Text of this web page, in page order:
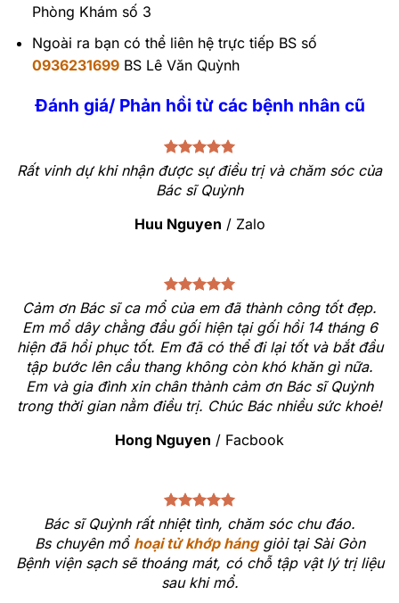
Phòng Khám số 3
Ngoài ra bạn có thể liên hệ trực tiếp BS số
0936231699BS Lê Văn Quỳnh
Đánh giá/ Phản hồi từ các bệnh nhân cũ
Rất vinh dự khi nhận được sự điều trị và chăm sóc của
Bác sĩ Quỳnh
Huu Nguyen / Zalo
Cảm ơn Bác sĩ ca mổ của em đã thành công tốt đẹp.
Em mổ dây chằng đầu gối hiện tại gối hồi 14 tháng 6
hiện đã hồi phục tốt. Em đã có thể đi lại tốt và bắt đầu
tập bước lên cầu thang không còn khó khăn gì nữa.
Em và gia đình xin chân thành cảm ơn Bác sĩ Quỳnh
trong thời gian nằm điều trị. Chúc Bác nhiều sức khoẻ!
Hong Nguyen / Facbook
Bác sĩ Quỳnh rất nhiệt tình, chăm sóc chu đáo.
Bs chuyên mổ hoại tử khớp hánggiỏi tại Sài Gòn
Bệnh viện sạch sẽ thoáng mát, có chỗ tập vật lý trị liệu
sau khi mổ.